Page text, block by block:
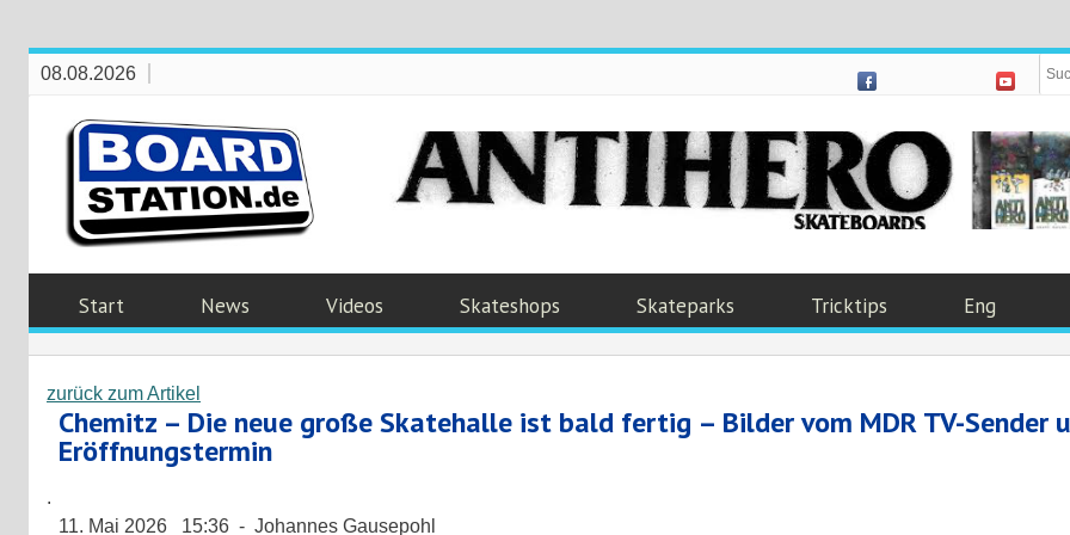
08.08.2026
Start News Videos Skateshops Skateparks Tricktips Eng
zurück zum Artikel
Chemitz – Die neue große Skatehalle ist bald fertig – Bilder vom MDR TV-Sender
Eröffnungstermin
.
11. Mai 2026 15:36 - Johannes Gausepohl